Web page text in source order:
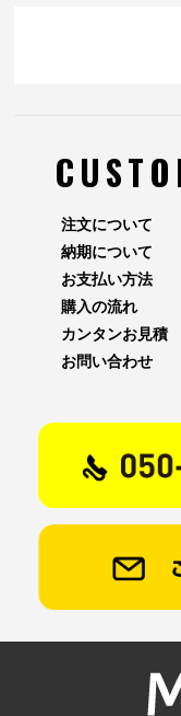
注文について
納期について
お支払い方法
購入の流れ
カンタンお見積
お問い合わせ